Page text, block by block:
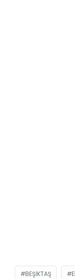
BEŞIKTAŞ